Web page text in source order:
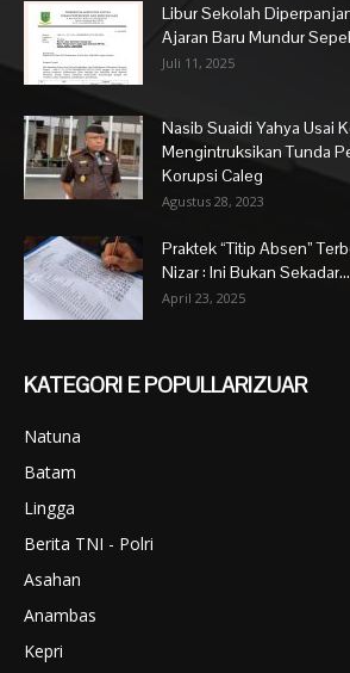
Libur Sekolah
Ajaran Baru Mundur
Juli 11, 2025
Nasib Suaidi Yahya Usai
Mengintruksikan Tunda
Korupsi Caleg
Agustus 28, 2023
Praktek “Titip Absen”
Nizar : Ini Bukan Sekadar...
April 23, 2025
KATEGORI E POPULLARIZUAR
Natuna
Batam
Lingga
Berita TNI - Polri
Asahan
Anambas
Kepri